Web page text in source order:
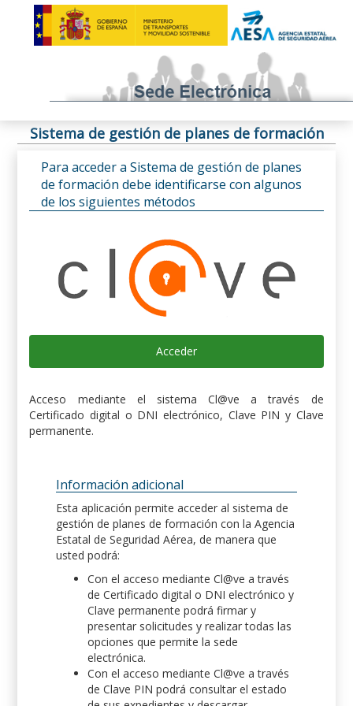
Sistema de gestión de planes de formación
Para acceder a Sistema de gestión de planes
de formación debe identificarse con algunos
de los siguientes métodos
Acceder
Acceso mediante el sistema Cl@ve a través de
Certificado digital o DNI electrónico, Clave PIN y Clave
permanente.
Información adicional
Esta aplicación permite acceder al sistema de
gestión de planes de formación con la Agencia
Estatal de Seguridad Aérea, de manera que
usted podrá:
Con el acceso mediante Cl@ve a través
de Certificado digital o DNI electrónico y
Clave permanente podrá firmar y
presentar solicitudes y realizar todas las
opciones que permite la sede
electrónica.
Con el acceso mediante Cl@ve a través
de Clave PIN podrá consultar el estado